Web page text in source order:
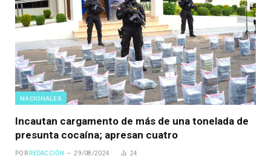
NACIONALES
Incautan cargamento de más de una tonelada de
presunta cocaína; apresan cuatro
POR REDACCIÓN 29/08/2024 24